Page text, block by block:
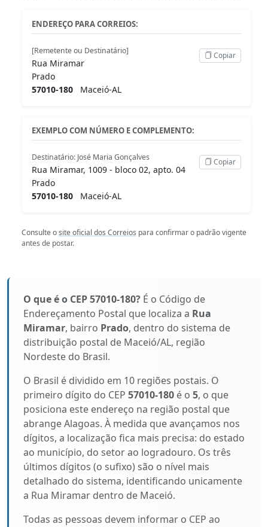
ENDEREÇO PARA CORREIOS:
[Remetente ou Destinatário]
Rua Miramar
Prado
57010-180 Maceió-AL
Copiar
EXEMPLO COM NÚMERO E COMPLEMENTO:
Destinatário: José Maria Gonçalves
Rua Miramar, 1009 - bloco 02, apto. 04
Prado
57010-180 Maceió-AL
Copiar
Consulte osite oficial dos Correios para confirmar o padrão vigente
antes de postar.
O que é o CEP 57010-180? É o Código de
Endereçamento Postal que localiza a Rua
Miramar, bairro Prado, dentro do sistema de
distribuição postal de Maceió/AL, região
Nordeste do Brasil.
O Brasil é dividido em 10 regiões postais. O
primeiro dígito do CEP 57010-180 é o 5, o que
posiciona este endereço na região postal que
abrange Alagoas. À medida que avançamos nos
dígitos, a localização fica mais precisa: do estado
ao município, do setor ao logradouro. Os três
últimos dígitos (o sufixo) são o nível mais
detalhado do sistema, identificando unicamente
a Rua Miramar dentro de Maceió.
Todas as pessoas devem informar o CEP ao